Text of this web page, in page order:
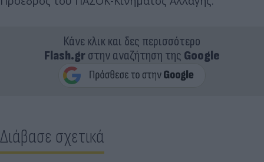
Κάνε κλικ και δες περισσότερο
Flash.grστην αναζήτηση της Google
Διάβασε σχετικά